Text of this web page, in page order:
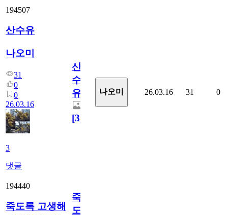
194507
산수유
나오미
31
0
0
26.03.16
3
댓글
산
수
유
[3]
나오미 26.03.16 31 0
194440
죽도록 고생해
죽
도